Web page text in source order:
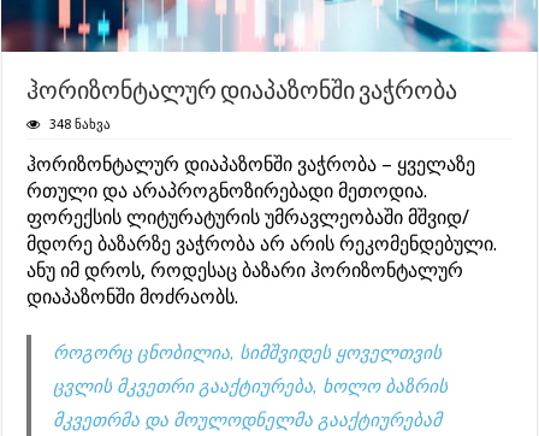
ჰორიზონტალურ დიაპაზონში ვაჭრობა
348 ნახვა
ჰორიზონტალურ დიაპაზონში ვაჭრობა – ყველაზე
რთული და არაპროგნოზირებადი მეთოდია.
ფორექსის ლიტურატურის უმრავლეობაში მშვიდ/
მდორე ბაზარზე ვაჭრობა არ არის რეკომენდებული.
ანუ იმ დროს, როდესაც ბაზარი ჰორიზონტალურ
დიაპაზონში მოძრაობს.
როგორც ცნობილია, სიმშვიდეს ყოველთვის
ცვლის მკვეთრი გააქტიურება, ხოლო ბაზრის
მკვეთრმა და მოულოდნელმა გააქტიურებამ